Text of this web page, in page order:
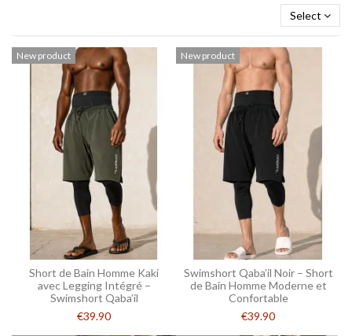
Select
New product
Short de Bain Homme Kaki
avec Legging Intégré –
Swimshort Qaba’il
€39.90
New product
Swimshort Qaba’il Noir – Short
de Bain Homme Moderne et
Confortable
€39.90